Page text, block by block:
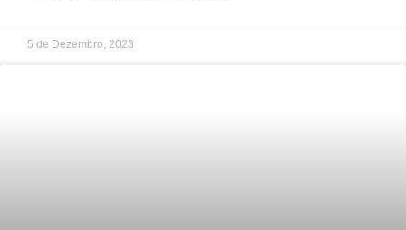
5 de Dezembro, 2023